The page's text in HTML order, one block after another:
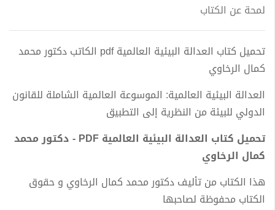
لمحة عن الكتاب
تحميل كتاب العدالة البيئية العالمية pdf الكاتب دكتور محمد
كمال الرخاوي
العدالة البيئية العالمية: الموسوعة العالمية الشاملة للقانون
الدولي للبيئة من النظرية إلى التطبيق
تحميل كتاب العدالة البيئية العالمية PDF - دكتور محمد
كمال الرخاوي
هذا الكتاب من تأليف دكتور محمد كمال الرخاوي و حقوق
الكتاب محفوظة لصاحبها